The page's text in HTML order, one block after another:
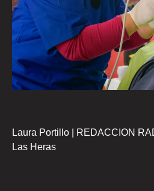
Laura Portillo | REDACCION
Las Heras